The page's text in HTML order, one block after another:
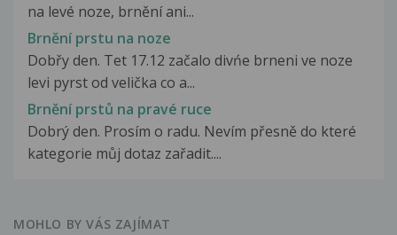
na levé noze, brnění ani...
Brnění prstu na noze
Dobřy den. Tet 17.12 začalo divńe brneni ve noze
levi pyrst od velička co a...
Brnění prstů na pravé ruce
Dobrý den. Prosím o radu. Nevím přesně do které
kategorie můj dotaz zařadit....
MOHLO BY VÁS ZAJÍMAT